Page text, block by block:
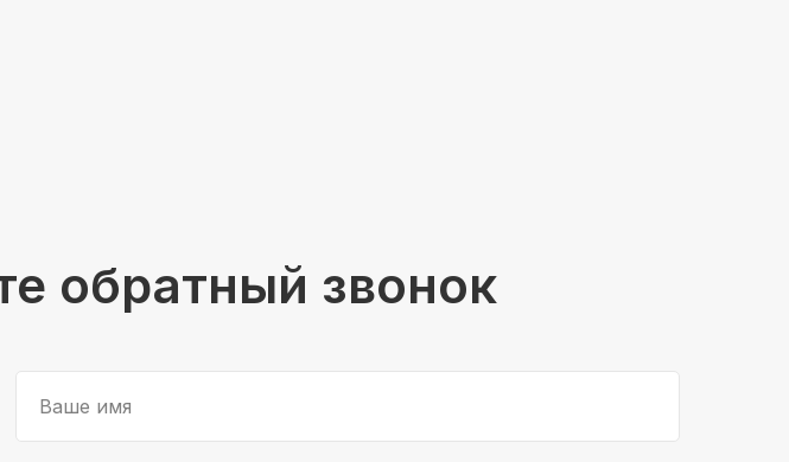
обратный звонок
Ваше имя